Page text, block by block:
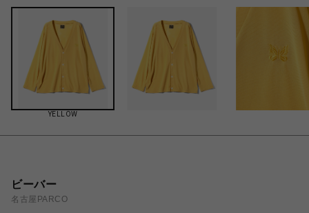
YELLOW
ビーバー
名古屋PARCO